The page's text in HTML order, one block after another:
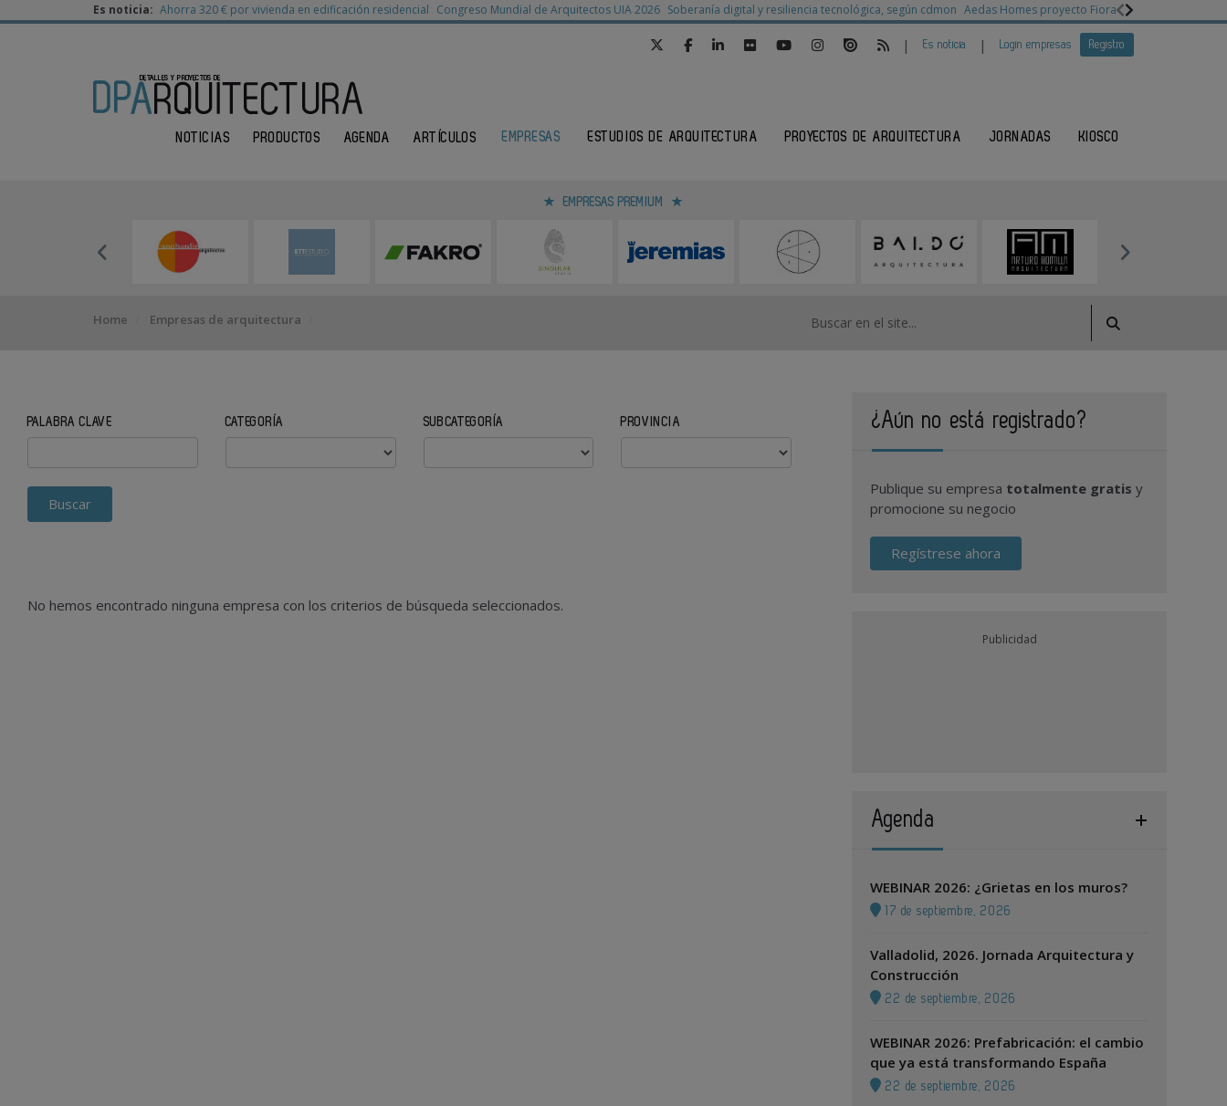
Es noticia: Ahorra 320 € por vivienda en edificación residencial Congreso Mundial de Arquitectos UIA 2026 Soberanía digital y resiliencia tecnológica, según cdmon Aedas Homes proyecto Fiora Ganadores
| Es noticia | Login empresas Registro
NOTICIAS PRODUCTOS AGENDA ARTÍCULOS EMPRESAS ESTUDIOS DE ARQUITECTURA PROYECTOS DE ARQUITECTURA JORNADAS KIOSCO
EMPRESAS PREMIUM
Home Empresas de arquitectura
PALABRA CLAVE CATEGORÍA SUBCATEGORÍA PROVINCIA
No hemos encontrado ninguna empresa con los criterios de búsqueda seleccionados.
¿Aún no está registrado?
Publique su empresa totalmente gratis y
promocione su negocio
Regístrese ahora
Publicidad
Agenda
WEBINAR 2026: ¿Grietas en los muros?
17 de septiembre, 2026
Valladolid, 2026. Jornada Arquitectura y
Construcción
22 de septiembre, 2026
WEBINAR 2026: Prefabricación: el cambio
que ya está transformando España
22 de septiembre, 2026